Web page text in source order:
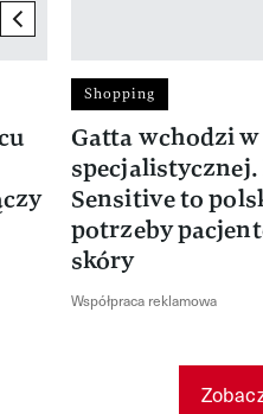
previous element
Shopping
Gatta wchodzi
Sensitive to
potrzeby
skóry
Współpraca reklamowa